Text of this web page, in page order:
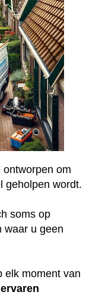
ontworpen om
geholpen wordt.
soms op
waar u geen
elk moment van
ervaren